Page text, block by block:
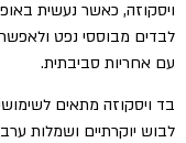
ויסקוזה, כאשר נעשית
לבדים מבוססי נפט
עם אחריות סביבתית.
בד ויסקוזה מתאים
לבוש יוקרתיים ושמלות